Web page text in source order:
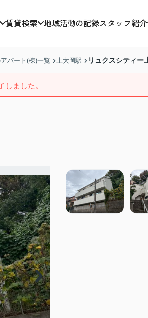
賃貸検索 地域活動の記録スタッフ紹介
パート(棟)一覧 上大岡駅 リュクスシティー
しました。